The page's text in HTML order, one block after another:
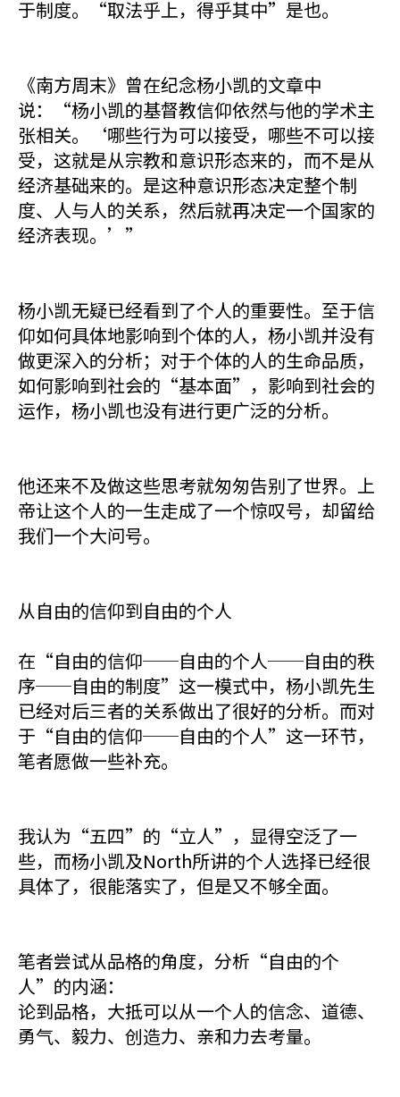
于制度。“取法乎上，得乎其中”是也。
《南方周末》曾在纪念杨小凯的文章中
说：“杨小凯的基督教信仰依然与他的学术主
张相关。‘哪些行为可以接受，哪些不可以接
受，这就是从宗教和意识形态来的，而不是从
经济基础来的。是这种意识形态决定整个制
度、人与人的关系，然后就再决定一个国家的
经济表现。’”
杨小凯无疑已经看到了个人的重要性。至于信
仰如何具体地影响到个体的人，杨小凯并没有
做更深入的分析；对于个体的人的生命品质，
如何影响到社会的“基本面”，影响到社会的
运作，杨小凯也没有进行更广泛的分析。
他还来不及做这些思考就匆匆告别了世界。上
帝让这个人的一生走成了一个惊叹号，却留给
我们一个大问号。
从自由的信仰到自由的个人
在“自由的信仰──自由的个人──自由的秩
序──自由的制度”这一模式中，杨小凯先生
已经对后三者的关系做出了很好的分析。而对
于“自由的信仰──自由的个人”这一环节，
笔者愿做一些补充。
我认为“五四”的“立人”，显得空泛了一
些，而杨小凯及North所讲的个人选择已经很
具体了，很能落实了，但是又不够全面。
笔者尝试从品格的角度，分析“自由的个
人”的内涵：
论到品格，大抵可以从一个人的信念、道德、
勇气、毅力、创造力、亲和力去考量。